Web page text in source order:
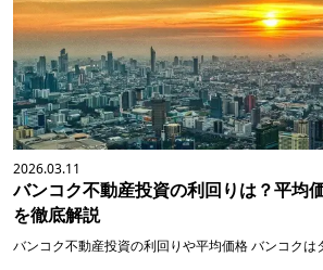
2026.03.11
バンコク不動産投資の利回りは？平均
を徹底解説
バンコク不動産投資の利回りや平均価格 バンコクは